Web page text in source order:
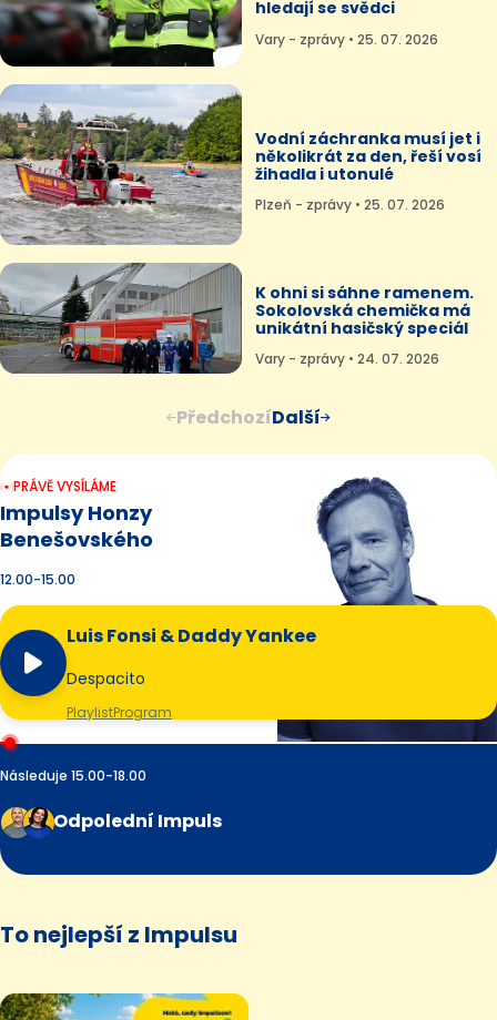
hledají se svědci
Vary - zprávy • 25. 07. 2026
Vodní záchranka musí jet i
několikrát za den, řeší vosí
žihadla i utonulé
Plzeň - zprávy • 25. 07. 2026
K ohni si sáhne ramenem.
Sokolovská chemička má
unikátní hasičský speciál
Vary - zprávy • 24. 07. 2026
PředchozíDalší
PRÁVĚ VYSÍLÁME
Impulsy Honzy
Benešovského
12.00-15.00
Luis Fonsi & Daddy Yankee
Despacito
PlaylistProgram
Následuje 15.00-18.00
Odpolední Impuls
To nejlepší z Impulsu